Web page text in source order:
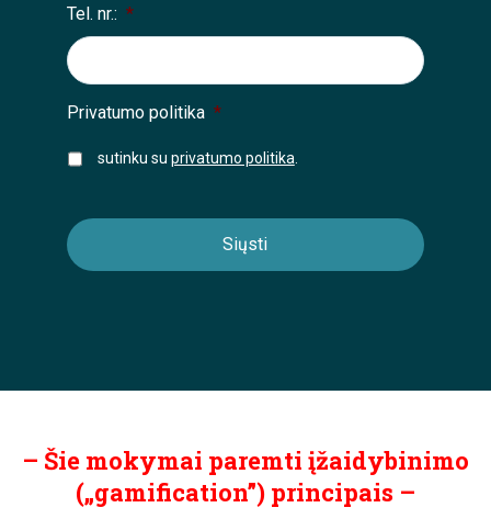
Tel. nr.: *
Privatumo politika *
sutinku su privatumo politika
– Šie mokymai paremti įžaidybinimo
(„gamification”) principais –